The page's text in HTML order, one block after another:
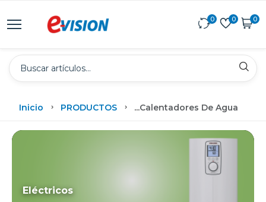
0 0 0
Inicio PRODUCTOS ...Calentadores De Agua
Eléctricos